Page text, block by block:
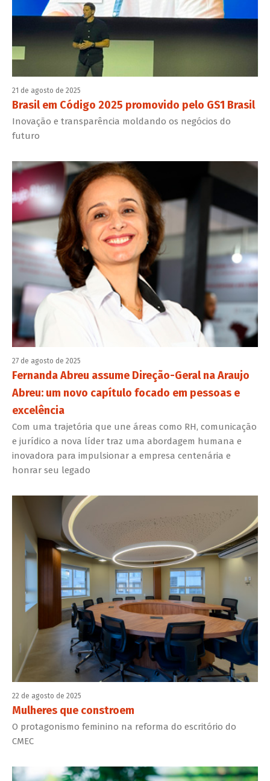
21 de agosto de 2025
Brasil em Código 2025 promovido pelo GS1 Brasil
Inovação e transparência moldando os negócios do
futuro
27 de agosto de 2025
Fernanda Abreu assume Direção-Geral na Araujo
Abreu: um novo capítulo focado em pessoas e
excelência
Com uma trajetória que une áreas como RH, comunicação
e jurídico a nova líder traz uma abordagem humana e
inovadora para impulsionar a empresa centenária e
honrar seu legado
22 de agosto de 2025
Mulheres que constroem
O protagonismo feminino na reforma do escritório do
CMEC